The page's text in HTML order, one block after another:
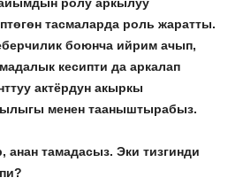
тасмаларда роль жаратты.
боюнча ийрим ачып,
кесипти да аркалап
актёрдун акыркы
менен тааныштырабыз.
анан тамадасыз. Эки тизгинди